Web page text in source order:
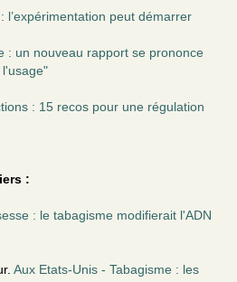
l’expérimentation peut démarrer
: un nouveau rapport se prononce
: 15 recos pour une régulation
:
: le tabagisme modifierait l'ADN
Aux Etats-Unis - Tabagisme : les